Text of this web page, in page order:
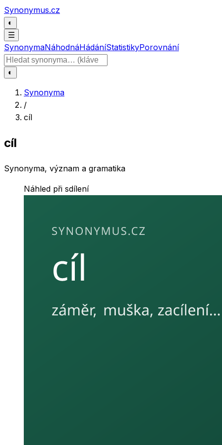
Přeskočit na obsah
Synonymus.cz
◐
☰
SynonymaNáhodnáHádáníStatistikyPorovnání
Hledat slovo
◐
Synonyma
/
cíl
cíl
Synonyma, význam a gramatika
Náhled při sdílení